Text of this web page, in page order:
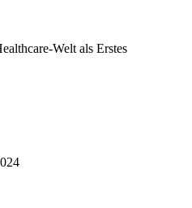
Welt als Erstes